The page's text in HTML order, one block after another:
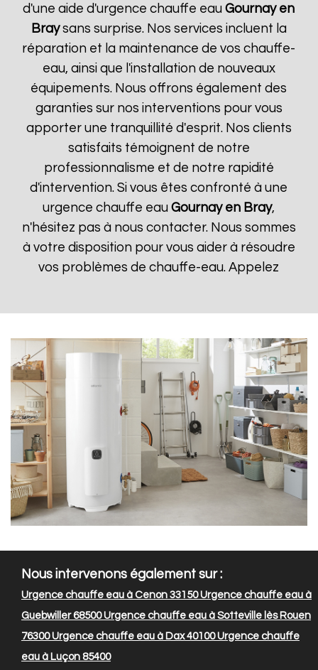
d'une aide d'urgence chauffe eauGournay en
Braysans surprise. Nos services incluent la
réparation et la maintenance de vos chauffe-
eau, ainsi que l'installation de nouveaux
équipements. Nous offrons également des
garanties sur nos interventions pour vous
apporter une tranquillité d'esprit. Nos clients
satisfaits témoignent de notre
professionnalisme et de notre rapidité
d'intervention. Si vous êtes confronté à une
urgence chauffe eauGournay en Bray,
n'hésitez pas à nous contacter. Nous sommes
à votre disposition pour vous aider à résoudre
vos problèmes de chauffe-eau. Appelez
Nous intervenons également sur :
Urgence chauffe eau à Cenon 33150Urgence chauffe eau à
Guebwiller 68500Urgence chauffe eau à Sotteville lès Rouen
76300Urgence chauffe eau à Dax 40100Urgence chauffe
eau à Luçon 85400